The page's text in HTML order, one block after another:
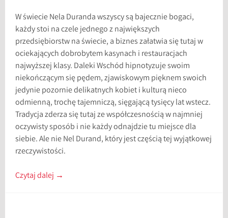
W świecie Nela Duranda wszyscy są bajecznie bogaci,
każdy stoi na czele jednego z największych
przedsiębiorstw na świecie, a biznes załatwia się tutaj w
ociekających dobrobytem kasynach i restauracjach
najwyższej klasy. Daleki Wschód hipnotyzuje swoim
niekończącym się pędem, zjawiskowym pięknem swoich
jedynie pozornie delikatnych kobiet i kulturą nieco
odmienną, trochę tajemniczą, sięgającą tysięcy lat wstecz.
Tradycja zderza się tutaj ze współczesnością w najmniej
oczywisty sposób i nie każdy odnajdzie tu miejsce dla
siebie. Ale nie Nel Durand, który jest częścią tej wyjątkowej
rzeczywistości.
Czytaj dalej →